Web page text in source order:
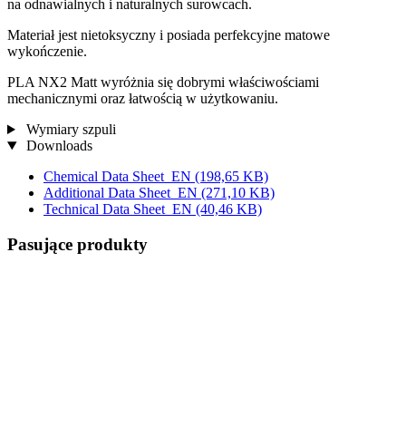
na odnawialnych i naturalnych surowcach.
Materiał jest nietoksyczny i posiada perfekcyjne matowe
wykończenie.
PLA NX2 Matt wyróżnia się dobrymi właściwościami
mechanicznymi oraz łatwością w użytkowaniu.
Wymiary szpuli
Downloads
Chemical Data Sheet_EN (198,65 KB)
Additional Data Sheet_EN (271,10 KB)
Technical Data Sheet_EN (40,46 KB)
Pasujące produkty